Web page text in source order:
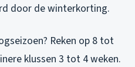
door de winterkorting.
Reken op 8 tot
klussen 3 tot 4 weken.